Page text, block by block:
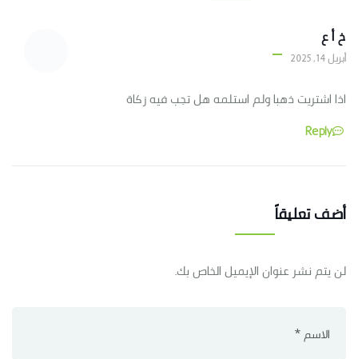
خ أ ع
أبريل 14, 2025
اذا اشتريت ذهبا ولم استلمه هل تجب فيه زكاة
Reply
أضف تعليقاً
لن يتم نشر عنوان الإيميل الخاص بك.